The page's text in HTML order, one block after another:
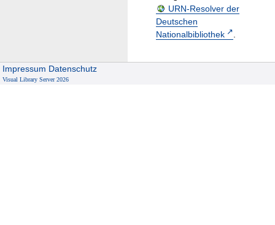
URN-Resolver der
Deutschen
Nationalbibliothek
.
Impressum Datenschutz
Visual Library Server 2026